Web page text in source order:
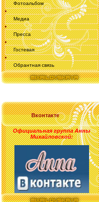
Фотоальбом
Медиа
Пресса
Гостевая
Обрантная связь
Вконтакте
Официальная группа Анны
Михайловской: